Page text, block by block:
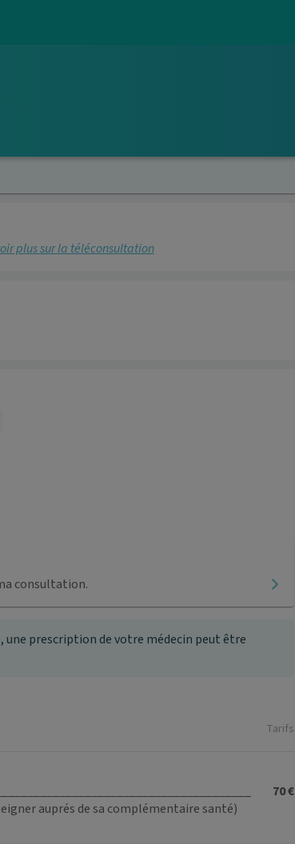
plus sur la téléconsultation
consultation.
prescription de votre médecin peut être
Tarifs
auprés de sa complémentaire santé)
70 €